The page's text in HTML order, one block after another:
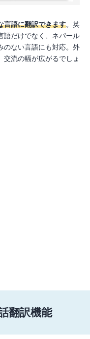
言語に翻訳できます。英
語だけでなく、ネパール
のない言語にも対応。外
交流の幅が広がるでしょ
翻訳機能